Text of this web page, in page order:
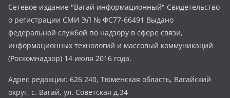
Сетевое издание "Вагай информационный" Свидетельство
о регистрации СМИ ЭЛ № ФС77-66491 Выдано
федеральной службой по надзору в сфере связи,
информационных технологий и массовый коммуникаций
(Роскомнадзор) 14 июля 2016 года.
Адрес редакции: 626 240, Тюменская область, Вагайский
округ, с. Вагай, ул. Советская д.34